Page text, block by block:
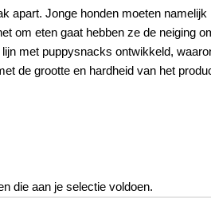
apart. Jonge honden moeten
om eten gaat hebben ze de neiging
lijn met puppysnacks ontwikkeld,
de grootte en hardheid van het
die aan je selectie voldoen.